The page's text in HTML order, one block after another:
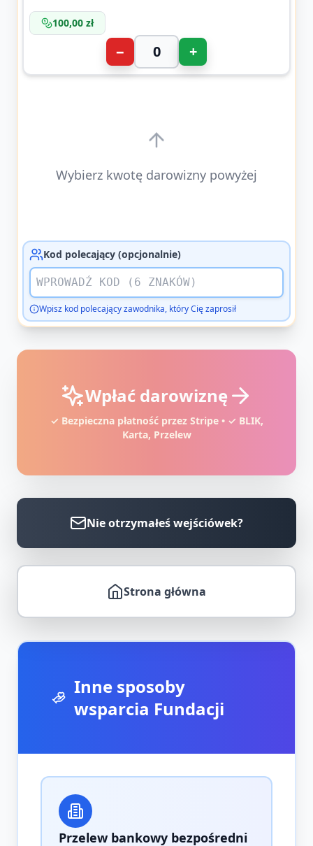
100,00 zł
− +
Wybierz kwotę darowizny powyżej
Kod polecający (opcjonalnie)
Wpisz kod polecający zawodnika, który Cię zaprosił
Wpłać darowiznę
✓ Bezpieczna płatność przez Stripe • ✓ BLIK,
Karta, Przelew
Nie otrzymałeś wejściówek?
Strona główna
Inne sposoby
wsparcia Fundacji
Przelew bankowy bezpośredni